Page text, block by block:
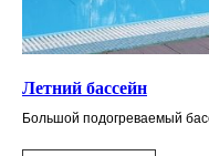
Летний бассейн
Большой подогреваемый